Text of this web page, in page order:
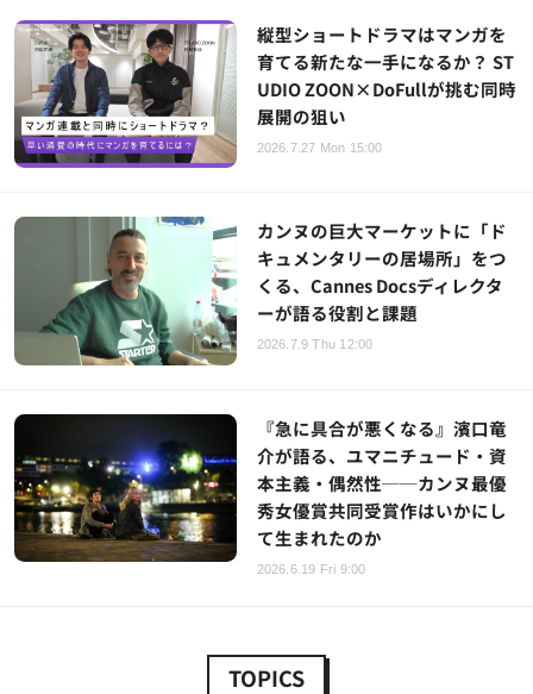
縦型ショートドラマはマンガを
育てる新たな一手になるか？ ST
UDIO ZOON×DoFullが挑む同時
展開の狙い
2026.7.27 Mon 15:00
カンヌの巨大マーケットに「ド
キュメンタリーの居場所」をつ
くる、Cannes Docsディレクタ
ーが語る役割と課題
2026.7.9 Thu 12:00
『急に具合が悪くなる』濱口竜
介が語る、ユマニチュード・資
本主義・偶然性──カンヌ最優
秀女優賞共同受賞作はいかにし
て生まれたのか
2026.6.19 Fri 9:00
TOPICS